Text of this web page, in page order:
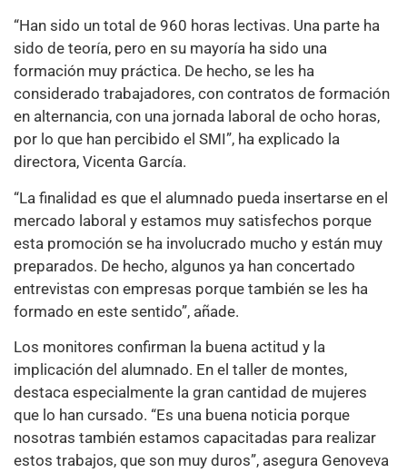
“Han sido un total de 960 horas lectivas. Una parte ha
sido de teoría, pero en su mayoría ha sido una
formación muy práctica. De hecho, se les ha
considerado trabajadores, con contratos de formación
en alternancia, con una jornada laboral de ocho horas,
por lo que han percibido el SMI”, ha explicado la
directora, Vicenta García.
“La finalidad es que el alumnado pueda insertarse en el
mercado laboral y estamos muy satisfechos porque
esta promoción se ha involucrado mucho y están muy
preparados. De hecho, algunos ya han concertado
entrevistas con empresas porque también se les ha
formado en este sentido”, añade.
Los monitores confirman la buena actitud y la
implicación del alumnado. En el taller de montes,
destaca especialmente la gran cantidad de mujeres
que lo han cursado. “Es una buena noticia porque
nosotras también estamos capacitadas para realizar
estos trabajos, que son muy duros”, asegura Genoveva